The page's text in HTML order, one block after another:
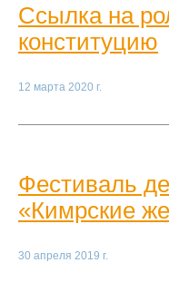
Ссылка на
конституцию
12 марта 2020 г.
Фестиваль
«Кимрские
30 апреля 2019 г.